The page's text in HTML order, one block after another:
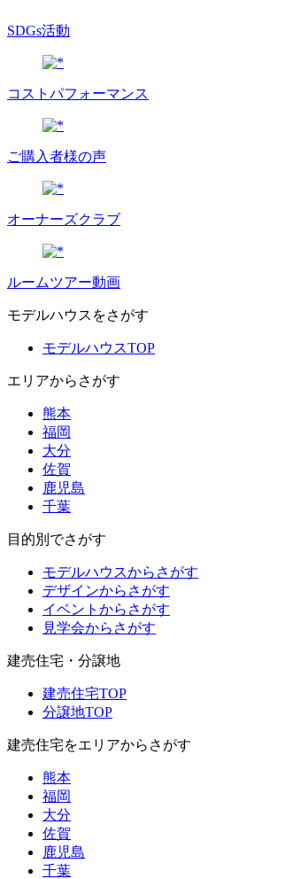
SDGs活動
コストパフォーマンス
ご購入者様の声
オーナーズクラブ
ルームツアー動画
モデルハウスをさがす
モデルハウスTOP
エリアからさがす
熊本
福岡
大分
佐賀
鹿児島
千葉
目的別でさがす
モデルハウスからさがす
デザインからさがす
イベントからさがす
見学会からさがす
建売住宅・分譲地
建売住宅TOP
分譲地TOP
建売住宅をエリアからさがす
熊本
福岡
大分
佐賀
鹿児島
千葉